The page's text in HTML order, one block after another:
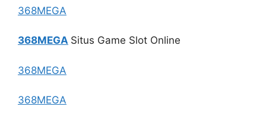
368MEGA
368MEGA Situs Game Slot Online
368MEGA
368MEGA